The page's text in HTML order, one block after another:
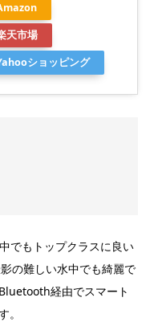
天市場
ショッピング
でもトップクラスに良い
の難しい水中でも綺麗で
経由でスマート